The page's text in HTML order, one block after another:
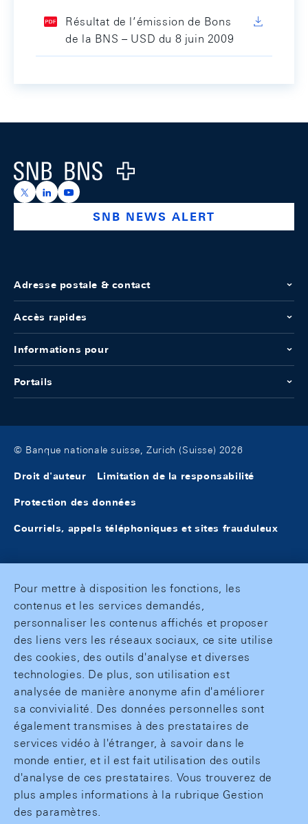
Résultat de l’émission de Bons
de la BNS – USD du 8 juin 2009
Logo
https://x.com/snb_bns
https://ch.linkedin.com/company/swiss-national-
https://www.youtube.com/@swissnationalbank
SNB NEWS ALERT
Adresse postale & contact
Accès rapides
Informations pour
Portails
© Banque nationale suisse, Zurich (Suisse) 2026
Droit d'auteur Limitation de la responsabilité
Protection des données
Courriels, appels téléphoniques et sites frauduleux
Pour mettre à disposition les fonctions, les
contenus et les services demandés,
personnaliser les contenus affichés et proposer
des liens vers les réseaux sociaux, ce site utilise
des cookies, des outils d'analyse et diverses
technologies. De plus, son utilisation est
analysée de manière anonyme afin d'améliorer
sa convivialité. Des données personnelles sont
également transmises à des prestataires de
services vidéo à l'étranger, à savoir dans le
monde entier, et il est fait utilisation des outils
d'analyse de ces prestataires. Vous trouverez de
plus amples informations à la rubrique Gestion
des paramètres.